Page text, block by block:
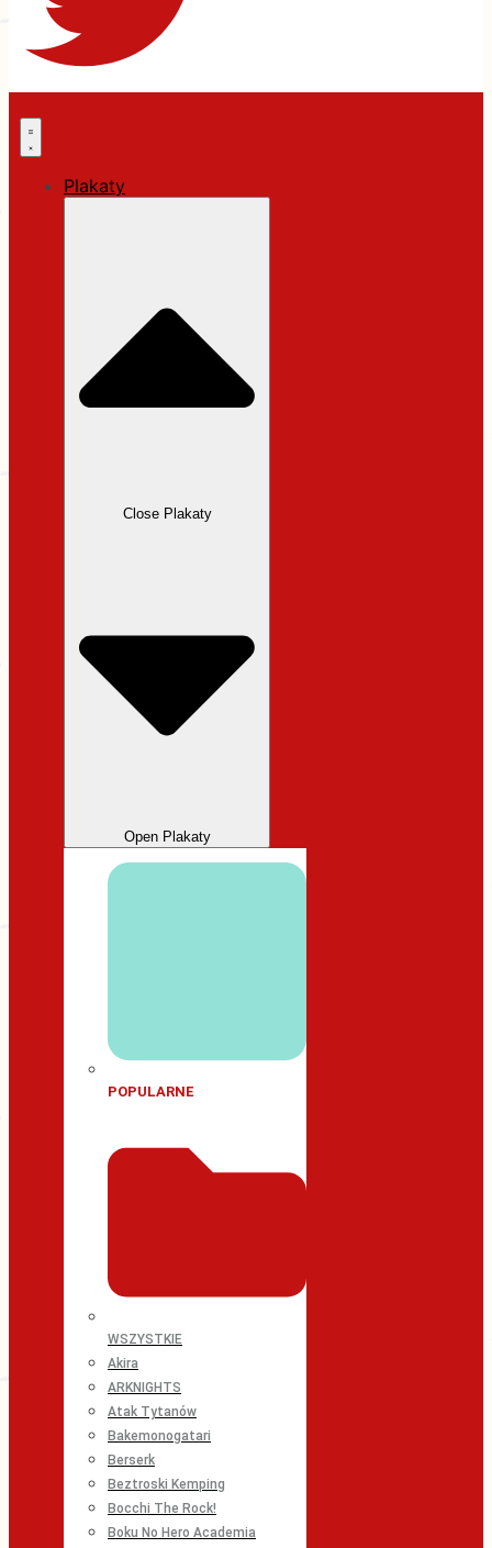
Plakaty
Close Plakaty
Open Plakaty
POPULARNE
WSZYSTKIE
Akira
ARKNIGHTS
Atak Tytanów
Bakemonogatari
Berserk
Beztroski Kemping
Bocchi The Rock!
Boku No Hero Academia